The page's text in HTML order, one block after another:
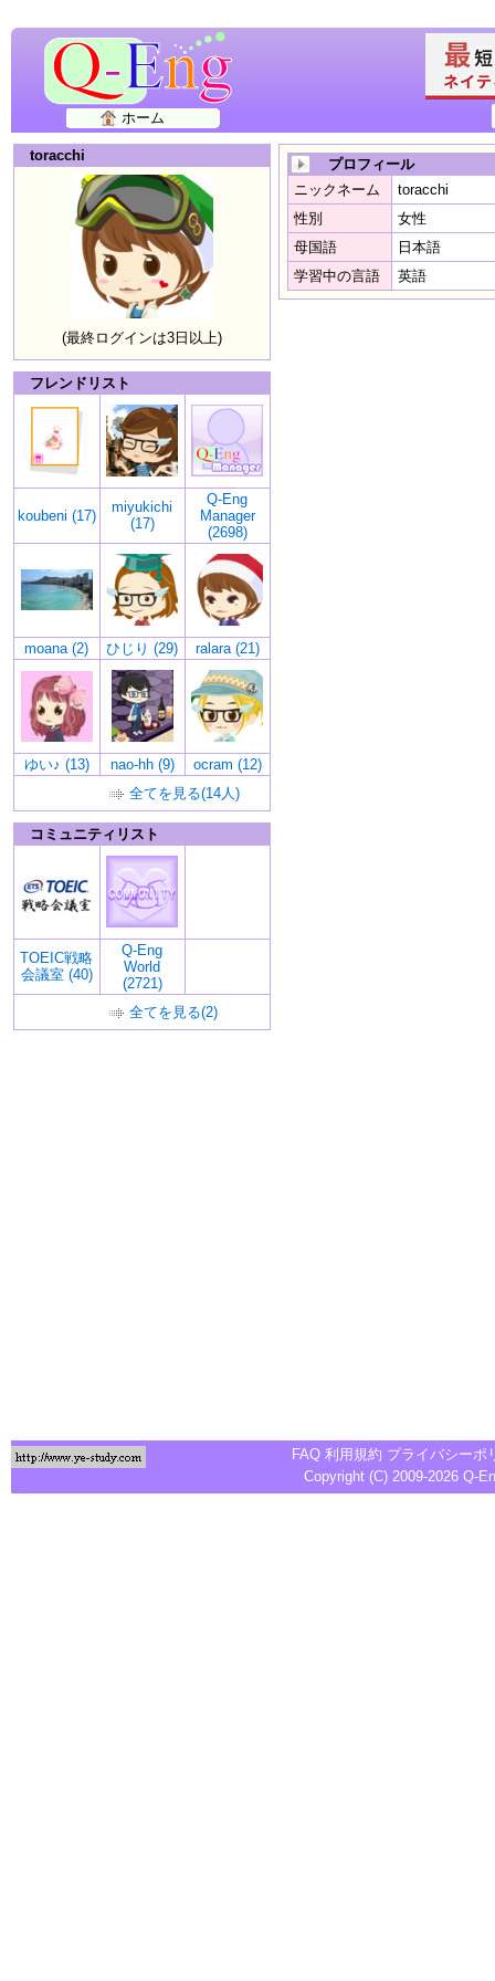
ホーム
toracchi
(最終ログインは3日以上)
フレンドリスト
koubeni (17)
miyukichi
(17)
Q-Eng
Manager
(2698)
moana (2) ひじり (29) ralara (21)
ゆい♪ (13) nao-hh (9)
ocram (12)
全てを見る(14人)
コミュニティリスト
TOEIC戦略
会議室 (40)
Q-Eng
World
(2721)
全てを見る(2)
プロフィール
ニックネーム
toracchi
性別
女性
母国語
日本語
学習中の言語
英語
FAQ 利用規約 プライバシーポ
Copyright (C) 2009-2026 Q-